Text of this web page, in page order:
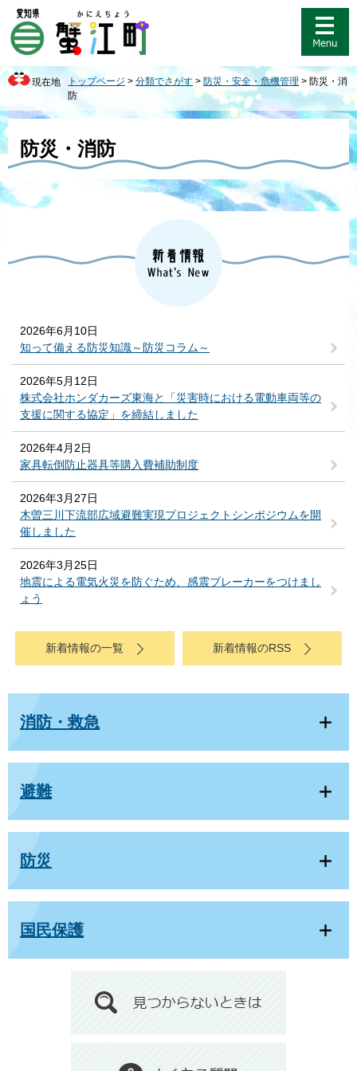
ジ
先
で
す
。
ュ
を
ば
し
て
本
へ
現在地 トップページ > 分類でさがす > 防災・安全・危機管理 > 防災・消
防
防災・消防
2026年6月10日
知って備える防災知識～防災コラム～
2026年5月12日
株式会社ホンダカーズ東海と「災害時における電動車両等の
支援に関する協定」を締結しました
2026年4月2日
家具転倒防止器具等購入費補助制度
2026年3月27日
木曽三川下流部広域避難実現プロジェクトシンポジウムを開
催しました
2026年3月25日
地震による電気火災を防ぐため、感震ブレーカーをつけまし
ょう
新着情報の一覧 新着情報のRSS
消防・救急
避難
防災
国民保護